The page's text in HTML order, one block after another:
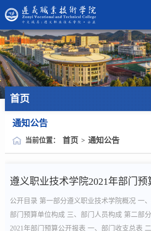
首页
通知公告
当前位置： 首页 > 通知公告
公开目录 第一部分遵义职业技术学院概况 一
部门预算单位构成 三、部门人员构成 第二部
2021年部门预算公开报表 一、部门收支总表